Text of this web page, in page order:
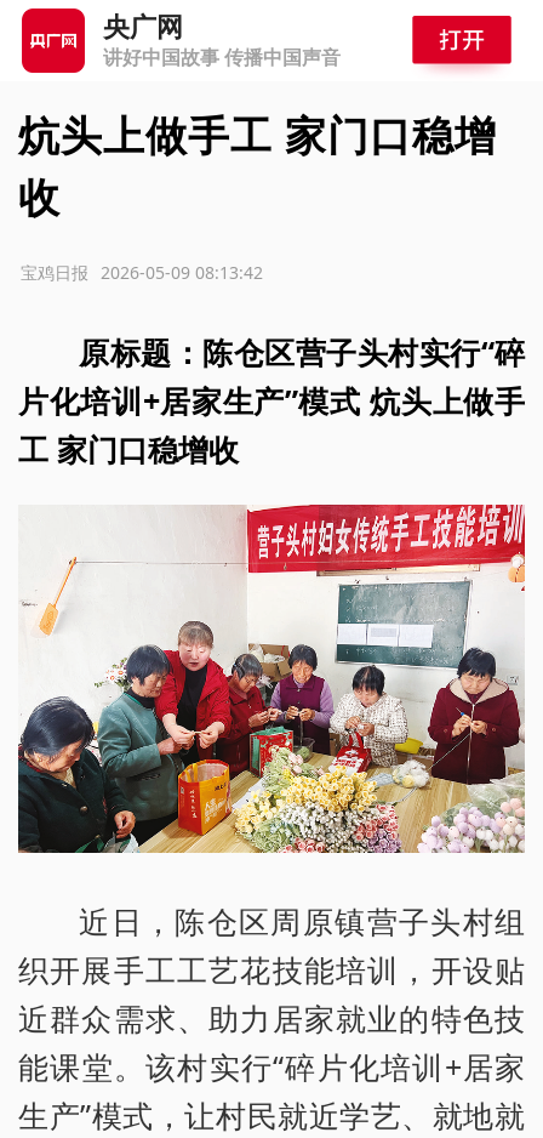
央广网
讲好中国故事 传播中国声音
炕头上做手工 家门口稳增
收
2026-05-09 08:13:42
宝鸡日报
原标题：陈仓区营子头村实行“碎
片化培训+居家生产”模式 炕头上做手
工 家门口稳增收
近日，陈仓区周原镇营子头村组
织开展手工工艺花技能培训，开设贴
近群众需求、助力居家就业的特色技
能课堂。该村实行“碎片化培训+居家
生产”模式，让村民就近学艺、就地就